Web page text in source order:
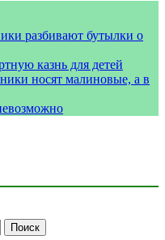
разбивают бутылки о
казнь для детей
носят малиновые, а в